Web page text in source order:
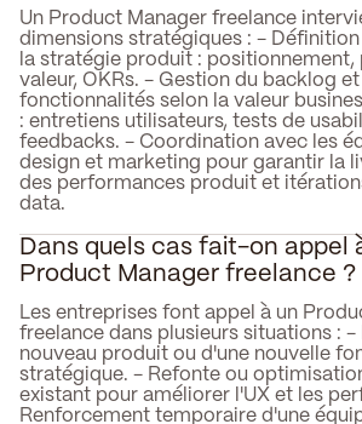
Un Product Manager freelance
dimensions stratégiques : -
la stratégie produit :
valeur, OKRs. - Gestion du backlog
fonctionnalités selon la valeur
: entretiens utilisateurs, tests de
feedbacks. - Coordination avec les
design et marketing pour garantir la
des performances produit et
data.
Dans quels cas fait-on appel
Product Manager freelance ?
Les entreprises font appel à un
freelance dans plusieurs situations : -
nouveau produit ou d'une nouvelle
stratégique. - Refonte ou
existant pour améliorer l'UX et les
Renforcement temporaire d'une